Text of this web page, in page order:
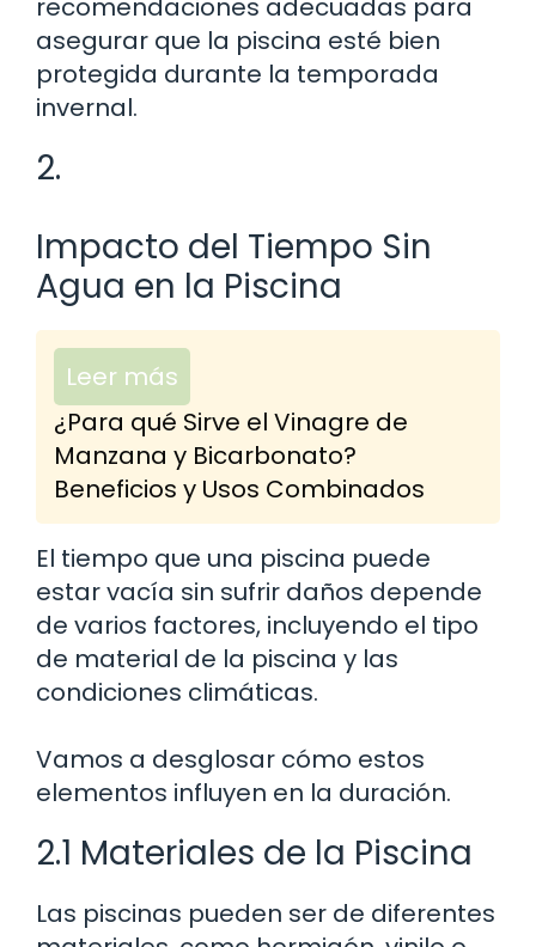
recomendaciones adecuadas para
asegurar que la piscina esté bien
protegida durante la temporada
invernal.
2.
Impacto del Tiempo Sin
Agua en la Piscina
Leer más
¿Para qué Sirve el Vinagre de
Manzana y Bicarbonato?
Beneficios y Usos Combinados
El tiempo que una piscina puede
estar vacía sin sufrir daños depende
de varios factores, incluyendo el tipo
de material de la piscina y las
condiciones climáticas.
Vamos a desglosar cómo estos
elementos influyen en la duración.
2.1 Materiales de la Piscina
Las piscinas pueden ser de diferentes